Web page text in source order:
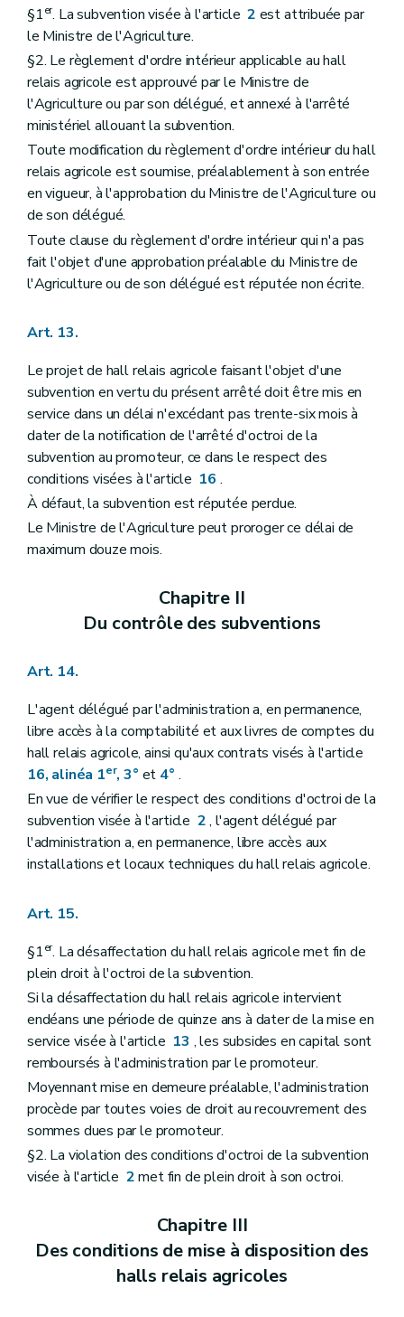
§1er. La subvention visée à l'article 2 est attribuée par
le Ministre de l'Agriculture.
§2. Le règlement d'ordre intérieur applicable au hall
relais agricole est approuvé par le Ministre de
l'Agriculture ou par son délégué, et annexé à l'arrêté
ministériel allouant la subvention.
Toute modification du règlement d'ordre intérieur du hall
relais agricole est soumise, préalablement à son entrée
en vigueur, à l'approbation du Ministre de l'Agriculture ou
de son délégué.
Toute clause du règlement d'ordre intérieur qui n'a pas
fait l'objet d'une approbation préalable du Ministre de
l'Agriculture ou de son délégué est réputée non écrite.
Art. 13.
Le projet de hall relais agricole faisant l'objet d'une
subvention en vertu du présent arrêté doit être mis en
service dans un délai n'excédant pas trente-six mois à
dater de la notification de l'arrêté d'octroi de la
subvention au promoteur, ce dans le respect des
conditions visées à l'article 16 .
À défaut, la subvention est réputée perdue.
Le Ministre de l'Agriculture peut proroger ce délai de
maximum douze mois.
Chapitre II
Du contrôle des subventions
Art. 14.
L'agent délégué par l'administration a, en permanence,
libre accès à la comptabilité et aux livres de comptes du
hall relais agricole, ainsi qu'aux contrats visés à l'article
16, alinéa 1er, 3° et 4° .
En vue de vérifier le respect des conditions d'octroi de la
subvention visée à l'article 2, l'agent délégué par
l'administration a, en permanence, libre accès aux
installations et locaux techniques du hall relais agricole.
Art. 15.
§1er. La désaffectation du hall relais agricole met fin de
plein droit à l'octroi de la subvention.
Si la désaffectation du hall relais agricole intervient
endéans une période de quinze ans à dater de la mise en
service visée à l'article 13 , les subsides en capital sont
remboursés à l'administration par le promoteur.
Moyennant mise en demeure préalable, l'administration
procède par toutes voies de droit au recouvrement des
sommes dues par le promoteur.
§2. La violation des conditions d'octroi de la subvention
visée à l'article 2met fin de plein droit à son octroi.
Chapitre III
Des conditions de mise à disposition des
halls relais agricoles